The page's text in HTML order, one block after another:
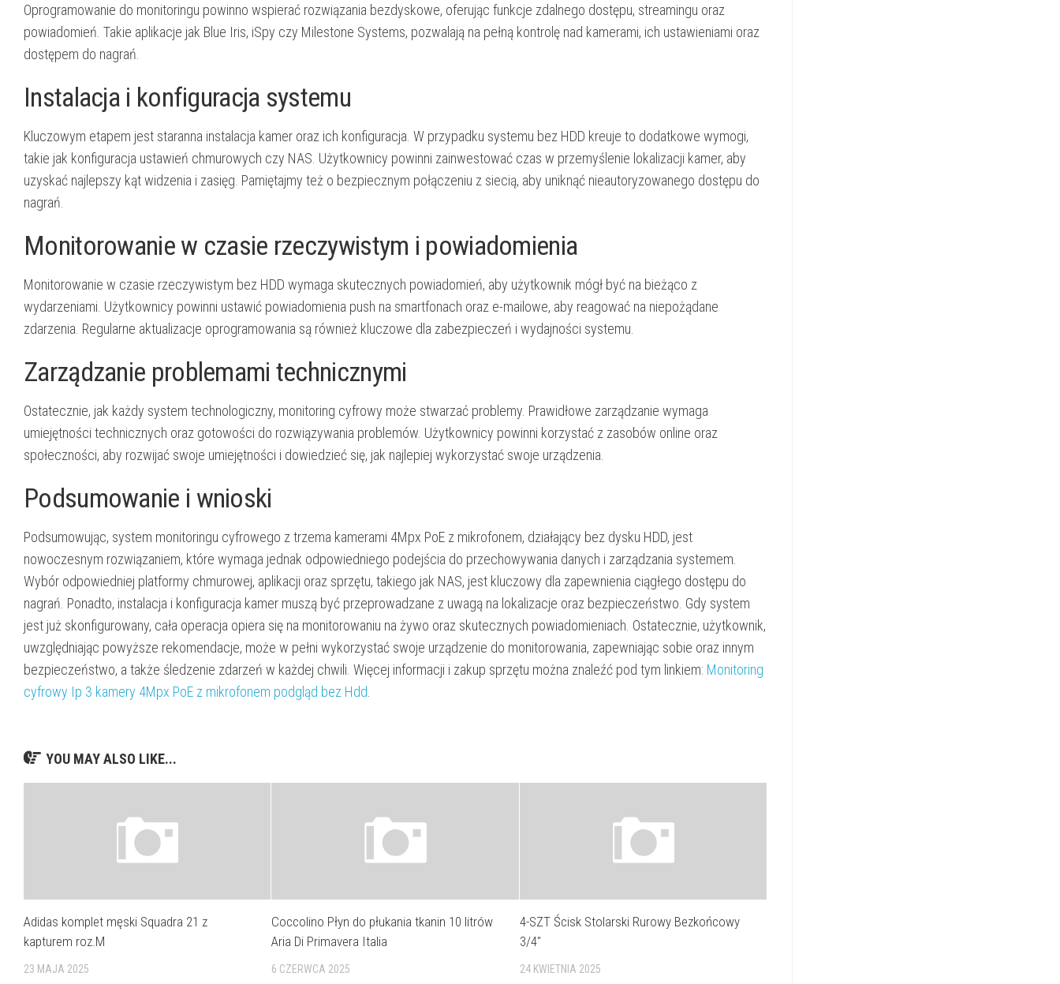
Oprogramowanie do monitoringu powinno wspierać rozwiązania bezdyskowe, oferując funkcje zdalnego dostępu, streamingu oraz
powiadomień. Takie aplikacje jak Blue Iris, iSpy czy Milestone Systems, pozwalają na pełną kontrolę nad kamerami, ich ustawieniami oraz
dostępem do nagrań.
Instalacja i konfiguracja systemu
Kluczowym etapem jest staranna instalacja kamer oraz ich konfiguracja. W przypadku systemu bez HDD kreuje to dodatkowe wymogi,
takie jak konfiguracja ustawień chmurowych czy NAS. Użytkownicy powinni zainwestować czas w przemyślenie lokalizacji kamer, aby
uzyskać najlepszy kąt widzenia i zasięg. Pamiętajmy też o bezpiecznym połączeniu z siecią, aby uniknąć nieautoryzowanego dostępu do
nagrań.
Monitorowanie w czasie rzeczywistym i powiadomienia
Monitorowanie w czasie rzeczywistym bez HDD wymaga skutecznych powiadomień, aby użytkownik mógł być na bieżąco z
wydarzeniami. Użytkownicy powinni ustawić powiadomienia push na smartfonach oraz e-mailowe, aby reagować na niepożądane
zdarzenia. Regularne aktualizacje oprogramowania są również kluczowe dla zabezpieczeń i wydajności systemu.
Zarządzanie problemami technicznymi
Ostatecznie, jak każdy system technologiczny, monitoring cyfrowy może stwarzać problemy. Prawidłowe zarządzanie wymaga
umiejętności technicznych oraz gotowości do rozwiązywania problemów. Użytkownicy powinni korzystać z zasobów online oraz
społeczności, aby rozwijać swoje umiejętności i dowiedzieć się, jak najlepiej wykorzystać swoje urządzenia.
Podsumowanie i wnioski
Podsumowując, system monitoringu cyfrowego z trzema kamerami 4Mpx PoE z mikrofonem, działający bez dysku HDD, jest
nowoczesnym rozwiązaniem, które wymaga jednak odpowiedniego podejścia do przechowywania danych i zarządzania systemem.
Wybór odpowiedniej platformy chmurowej, aplikacji oraz sprzętu, takiego jak NAS, jest kluczowy dla zapewnienia ciągłego dostępu do
nagrań. Ponadto, instalacja i konfiguracja kamer muszą być przeprowadzane z uwagą na lokalizacje oraz bezpieczeństwo. Gdy system
jest już skonfigurowany, cała operacja opiera się na monitorowaniu na żywo oraz skutecznych powiadomieniach. Ostatecznie, użytkownik,
uwzględniając powyższe rekomendacje, może w pełni wykorzystać swoje urządzenie do monitorowania, zapewniając sobie oraz innym
bezpieczeństwo, a także śledzenie zdarzeń w każdej chwili. Więcej informacji i zakup sprzętu można znaleźć pod tym linkiem: Monitoring
cyfrowy Ip 3 kamery 4Mpx PoE z mikrofonem podgląd bez Hdd
YOU MAY ALSO LIKE...
Adidas komplet męski Squadra 21 z
kapturem roz.M
23 MAJA 2025
Coccolino Płyn do płukania tkanin 10 litrów
Aria Di Primavera Italia
6 CZERWCA 2025
4-SZT Ścisk Stolarski Rurowy Bezkońcowy
3/4″
24 KWIETNIA 2025